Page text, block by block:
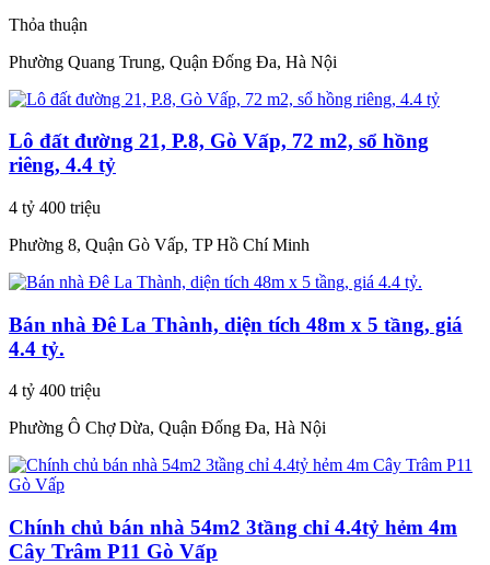
Thỏa thuận
Phường Quang Trung, Quận Đống Đa, Hà Nội
Lô đất đường 21, P.8, Gò Vấp, 72 m2, sổ hồng
riêng, 4.4 tỷ
4 tỷ 400 triệu
Phường 8, Quận Gò Vấp, TP Hồ Chí Minh
Bán nhà Đê La Thành, diện tích 48m x 5 tầng, giá
4.4 tỷ.
4 tỷ 400 triệu
Phường Ô Chợ Dừa, Quận Đống Đa, Hà Nội
Chính chủ bán nhà 54m2 3tầng chỉ 4.4tỷ hẻm 4m
Cây Trâm P11 Gò Vấp